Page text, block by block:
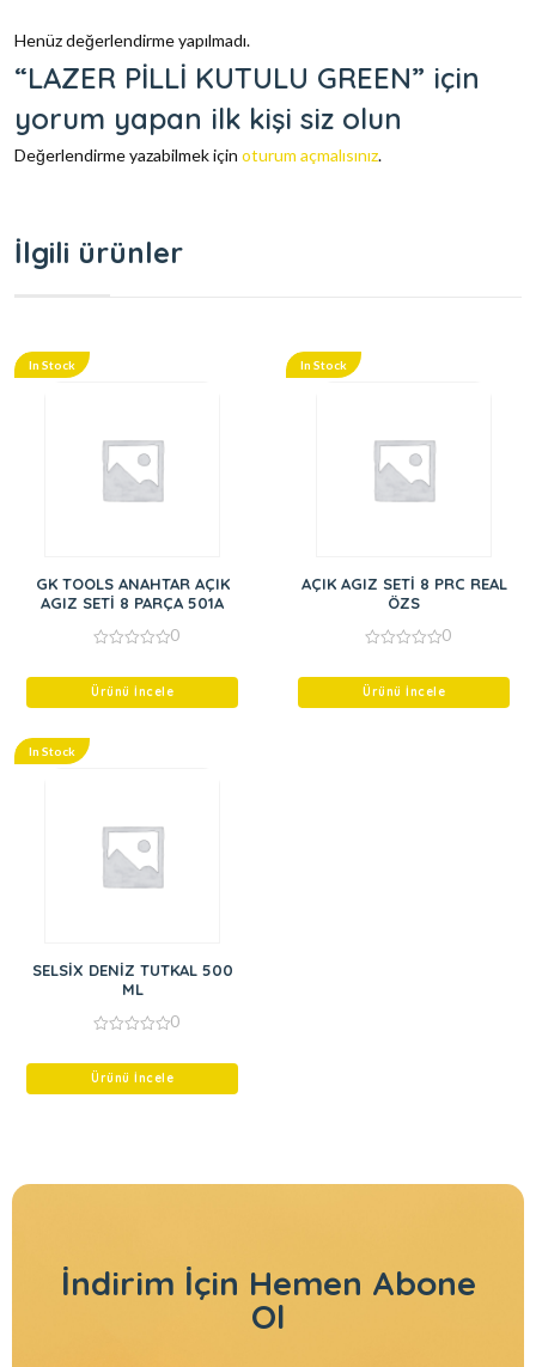
Henüz değerlendirme yapılmadı.
“LAZER PİLLİ KUTULU GREEN” için
yorum yapan ilk kişi siz olun
Değerlendirme yazabilmek için oturum açmalısınız.
İlgili ürünler
In Stock
GK TOOLS ANAHTAR AÇIK
AGIZ SETİ 8 PARÇA 501A
of
0
Ürünü İncele
In Stock
AÇIK AGIZ SETİ 8 PRC REAL
ÖZS
of
0
Ürünü İncele
In Stock
SELSİX DENİZ TUTKAL 500
ML
of
0
Ürünü İncele
İndirim İçin Hemen Abone
Ol